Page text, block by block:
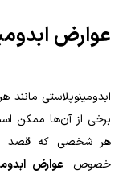
عوارض
ابدومینوپلاستی
برخی از آن‌ها ممکن
هر شخصی که قصد
خصوص
عوارض